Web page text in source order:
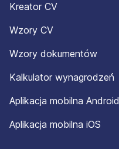
Kreator CV
Wzory CV
Wzory dokumentów
Kalkulator wynagrodzeń
Aplikacja mobilna Android
Aplikacja mobilna iOS